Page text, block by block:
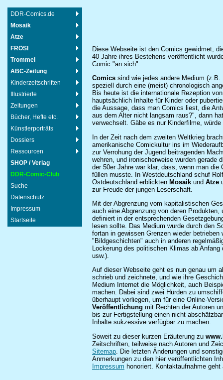
Diese Webseite ist den Comics gewidmet,
40 Jahre ihres Bestehens veröffentlicht
Comic "an sich".
Comics sind wie jedes andere Medium
speziell durch eine (meist) chronologisch
Bis heute ist die internationale Rezeption
hauptsächlich Inhalte für Kinder oder
die Aussage, dass man Comics liest, die
aus dem Alter nicht langsam raus?", dann
verwechselt. Gäbe es nur Kinderfilme,
In der Zeit nach dem zweiten Weltkrieg
amerikanische Comickultur ins im
zur Verrohung der Jugend beitragenden
wehren, und ironischerweise wurden
der 50er Jahre war klar, dass, wenn man
füllen musste. In Westdeutschland schuf
Ostdeutschland erblickten Mosaik und Atze
zur Freude der jungen Leserschaft.
Mit der Abgrenzung vom kapitalistischen
auch eine Abgrenzung von deren
definiert in der entsprechenden
lesen sollte. Das Medium wurde durch den
fortan in gewissen Grenzen wieder
"Bildgeschichten" auch in anderen
Lockerung des politischen Klimas ab
usw.).
Auf dieser Webseite geht es nun genau um
schrieb und zeichnete, und wie ihre
Medium Internet die Möglichkeit, auch
machen. Dabei sind zwei Hürden zu
überhaupt vorliegen, um für eine Online-
Veröffentlichung mit Rechten der Autoren
bis zur Fertigstellung einen nicht
Inhalte sukzessive verfügbar zu machen.
Soweit zu dieser kurzen Eräuterung zu
Zeitschriften, teilweise nach Autoren und
Sitemap . Die letzten Änderungen und
Anmerkungen zu den hier veröffentlichten
Impressum honoriert. Kontaktaufnahme
DDR-Comics.de
Mosaik
Atze
FRÖSI
Trommel
ABC-Zeitung
Kinderzeitschriften
Illustrierte
Zeitungen
Bücher, Hefte etc.
Künstlerporträts
Dossiers
Ressourcen
SHOP / Verlag
DDR-Comic-Club
Suche
Datenschutz
Impressum
Startseite